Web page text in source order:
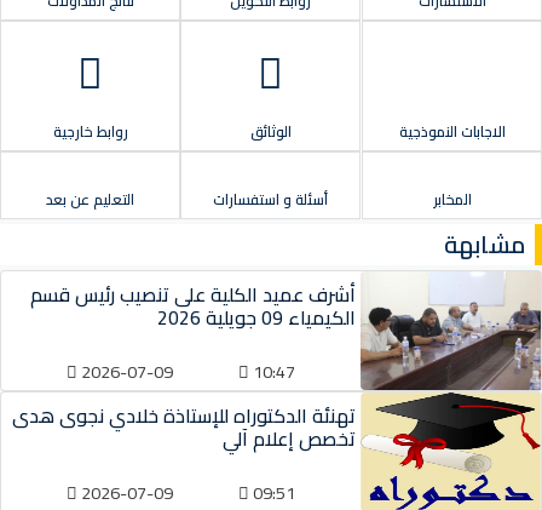
الاجابات النموذجية الوثائق روابط خارجية
المخابر أسئلة و استفسارات التعليم عن بعد
مشابهة
أشرف عميد الكلية على تنصيب رئيس قسم
الكيمياء 09 جويلية 2026
10:47
2026-07-09
تهنئة الدكتوراه للإستاذة خلادي نجوى هدى
تخصص إعلام آلي
09:51
2026-07-09